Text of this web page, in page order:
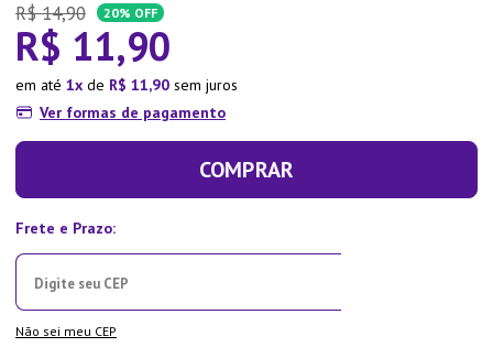
R$ 14,90 20% OFF
R$ 11,90
em até 1 de R$ 11,90 sem juros
Ver formas de pagamento
COMPRAR
Não sei meu CEP